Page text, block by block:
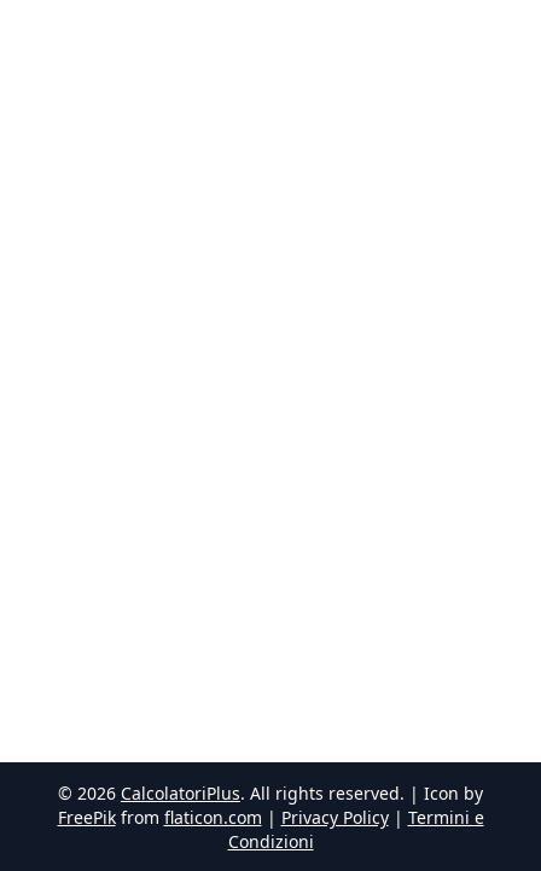
© 2026 CalcolatoriPlus. All rights reserved. | Icon by
FreePik from flaticon.com | Privacy Policy| Termini e
Condizioni